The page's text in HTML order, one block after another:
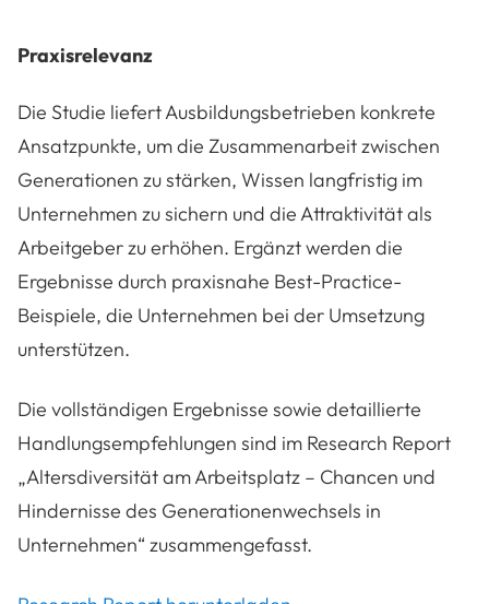
Praxisrelevanz
Die Studie liefert Ausbildungsbetrieben konkrete
Ansatzpunkte, um die Zusammenarbeit zwischen
Generationen zu stärken, Wissen langfristig im
Unternehmen zu sichern und die Attraktivität als
Arbeitgeber zu erhöhen. Ergänzt werden die
Ergebnisse durch praxisnahe Best-Practice-
Beispiele, die Unternehmen bei der Umsetzung
unterstützen.
Die vollständigen Ergebnisse sowie detaillierte
Handlungsempfehlungen sind im Research Report
„Altersdiversität am Arbeitsplatz – Chancen und
Hindernisse des Generationenwechsels in
Unternehmen“ zusammengefasst.